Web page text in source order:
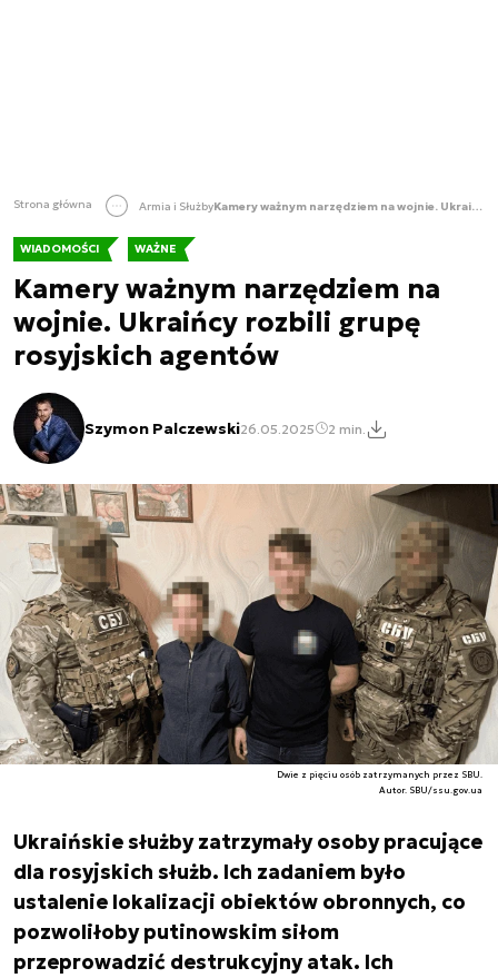
Strona główna Armia i Służby Kamery ważnym narzędziem na wojnie. Ukraińcy rozbili grupę rosyjskich agentów
WIADOMOŚCI WAŻNE
Kamery ważnym narzędziem na
wojnie. Ukraińcy rozbili grupę
rosyjskich agentów
Szymon Palczewski26.05.2025 2 min.
Dwie z pięciu osób zatrzymanych przez SBU.
Autor. SBU/ssu.gov.ua
Ukraińskie służby zatrzymały osoby pracujące
dla rosyjskich służb. Ich zadaniem było
ustalenie lokalizacji obiektów obronnych, co
pozwoliłoby putinowskim siłom
przeprowadzić destrukcyjny atak. Ich